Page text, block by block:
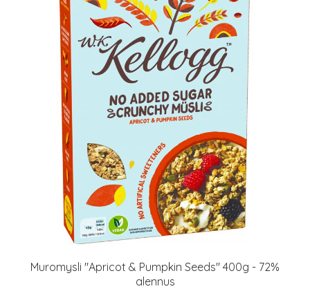
Muromysli "Apricot & Pumpkin Seeds" 400g - 72%
alennus